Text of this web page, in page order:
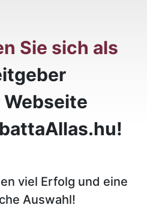
Sie sich als
viel Erfolg und eine
Auswahl!